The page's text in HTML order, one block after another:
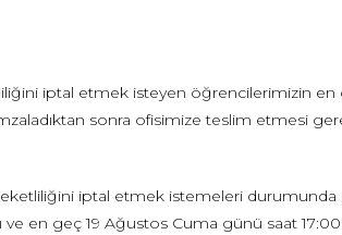
iptal etmek isteyen öğrencilerimizin
sonra ofisimize teslim etmesi
iptal etmek istemeleri durumunda
en geç 19 Ağustos Cuma günü saat